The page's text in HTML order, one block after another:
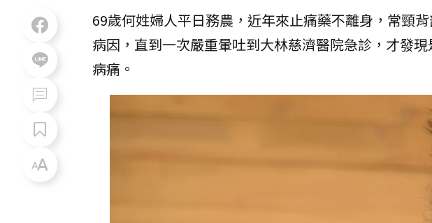
69歲何姓婦人平日務農，近年來止痛藥不離身，常頸
病因，直到一次嚴重暈吐到大林慈濟醫院急診，才發
病痛。